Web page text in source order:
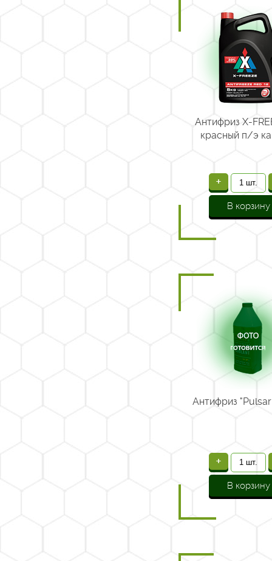
Антифриз X-
красный п/э
+
В корзину
Антифриз "Pulsar
+
В корзину